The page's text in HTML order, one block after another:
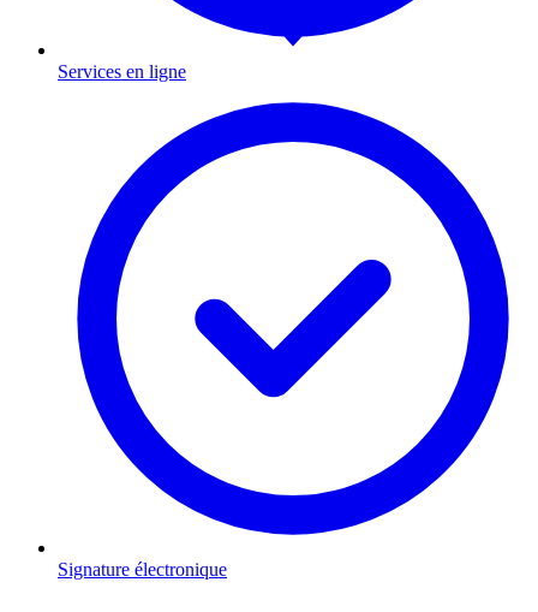
Services en ligne
Signature électronique